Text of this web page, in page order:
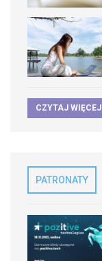
CZYTAJ WIĘCEJ
PATRONATY